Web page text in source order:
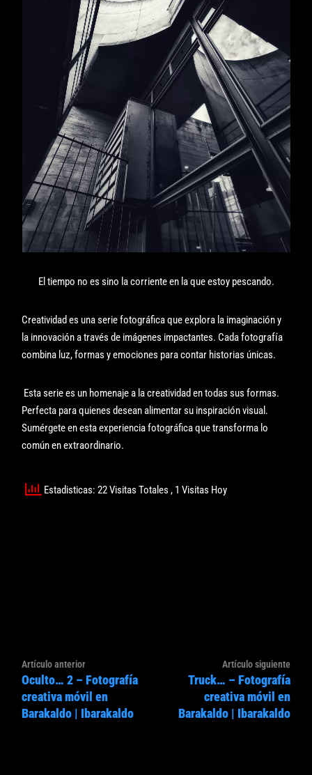
El tiempo no es sino la corriente en la que estoy pescando.
Creatividad es una serie fotográfica que explora la imaginación y
la innovación a través de imágenes impactantes. Cada fotografía
combina luz, formas y emociones para contar historias únicas.
Esta serie es un homenaje a la creatividad en todas sus formas.
Perfecta para quienes desean alimentar su inspiración visual.
Sumérgete en esta experiencia fotográfica que transforma lo
común en extraordinario.
Estadisticas: 22 Visitas Totales, 1 Visitas Hoy
Navegación
de
entradas
Artículo anteriorArtículo
anterior:
Oculto… 2 – Fotografía
creativa móvil en
Barakaldo | Ibarakaldo
Artículo siguiente
Truck… – Fotografía
creativa móvil en
Barakaldo | Ibarakaldo